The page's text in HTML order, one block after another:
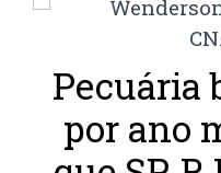
Pecuária
por ano